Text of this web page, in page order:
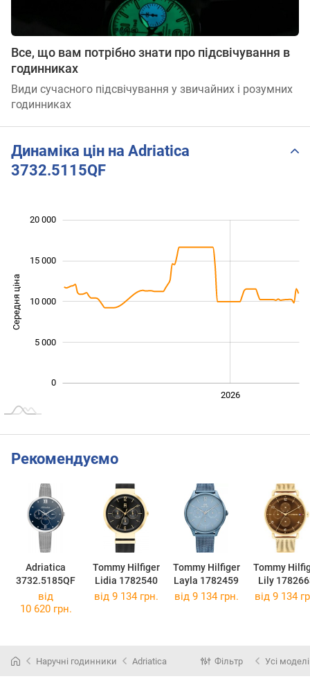
Все, що вам потрібно знати про підсвічування в
годинниках
Види сучасного підсвічування у звичайних і розумних
годинниках
Динаміка цін на Adriatica
3732.5115QF
Середня ціна 10 000
0
10 000
20 000
15 000
5 000
2026
Рекомендуємо
Adriatica
3732.5185QF
Tommy Hilfiger
Lidia 1782540
Tommy Hilfiger
Layla 1782459
Tommy
Lily
від
10 620 грн.
від 9 134 грн. від 9 134 грн. від 9 134
Наручні годинники Adriatica Фільтр Усі моделі